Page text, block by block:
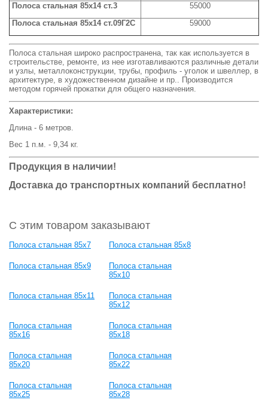
Полоса стальная 85x14 ст.3
55000
Полоса стальная 85x14 ст.09Г2С
59000
Полоса стальная широко распространена, так как используется в
строительстве, ремонте, из нее изготавливаются различные детали
и узлы, металлоконструкции, трубы, профиль - уголок и швеллер, в
архитектуре, в художественном дизайне и пр.. Производится
методом горячей прокатки для общего назначения.
Характеристики:
Длина - 6 метров.
Вес 1 п.м. - 9,34 кг.
Продукция в наличии!
Доставка до транспортных компаний бесплатно!
С этим товаром заказывают
Полоса стальная 85x7 Полоса стальная 85x8
Полоса стальная 85x9
Полоса стальная
85x10
Полоса стальная 85x11
Полоса стальная
85x12
Полоса стальная
85x16
Полоса стальная
85x18
Полоса стальная
85x20
Полоса стальная
85x22
Полоса стальная
85x25
Полоса стальная
85x28